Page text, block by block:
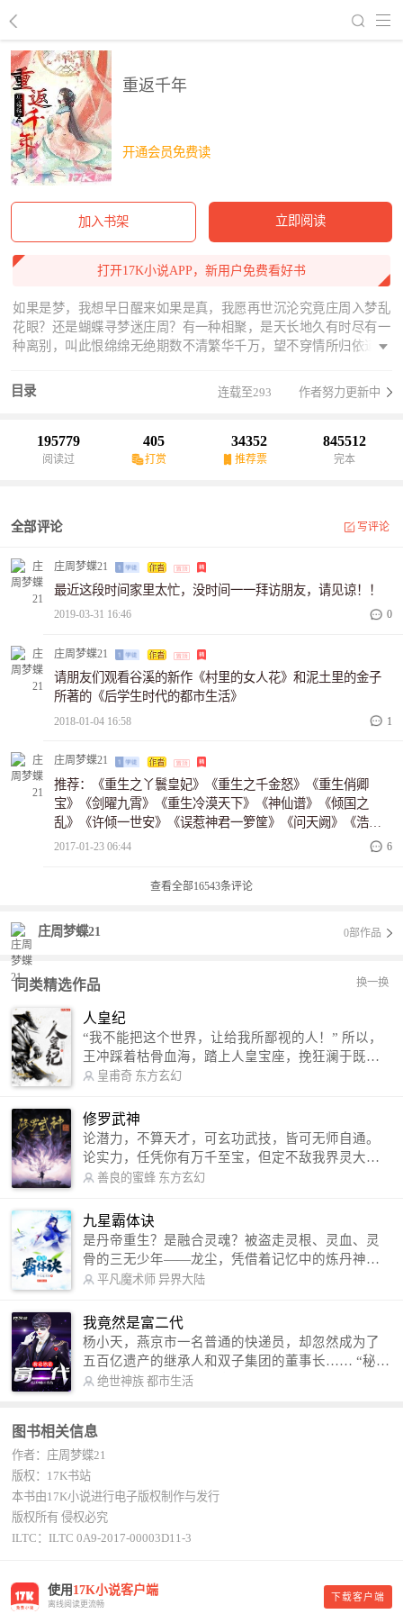
重返千年
开通会员免费读
加入书架 立即阅读
打开17K小说APP，新用户免费看好书
如果是梦，我想早日醒来如果是真，我愿再世沉沦究竟庄周入梦乱
花眼？还是蝴蝶寻梦迷庄周？有一种相聚，是天长地久有时尽有一
种离别，叫此恨绵绵无绝期数不清繁华千万，望不穿情所归依道不
生石，孟婆汤。黄泉碧落落黄泉逆转乾坤，为爱痴狂不悔朝暮轮
回，错点鸳鸯重生顾怜往事如风，吹起柳絮满天锦瑟年华，你是我
目录 连载至293 作者努力更新中
195779
阅读过
405
打赏
34352
推荐票
845512
完本
全部评论 写评论
庄周梦蝶21
最近这段时间家里太忙，没时间一一拜访朋友，请见谅！！
2019-03-31 16:46 0
庄周梦蝶21
请朋友们观看谷溪的新作《村里的女人花》和泥土里的金子
所著的《后学生时代的都市生活》
2018-01-04 16:58 1
庄周梦蝶21
推荐：《重生之丫鬟皇妃》《重生之千金怒》《重生俏卿
宝》《剑曜九霄》《重生冷漠天下》《神仙谱》《倾国之
乱》《许倾一世安》《误惹神君一箩筐》《问天阙》《浩瀚
大自在》《双色姐妹花》《嫡妻崛起》《逆天征仙》《欲擒
2017-01-23 06:44 6
查看全部16543条评论
庄周梦蝶21 0部作品
同类精选作品 换一换
人皇纪
“我不能把这个世界，让给我所鄙视的人！” 所以，
王冲踩着枯骨血海，踏上人皇宝座，挽狂澜于既
倒，扶大厦之将倾，成就了一段无上的传说！ 微信
微博：皇甫奇（地址：http://weibo.com/u/25284575
87） QQ交流群：320238210【普通群】 574501330
【VIP订阅群】 欢迎大家关注。
皇甫奇 东方玄幻
修罗武神
论潜力，不算天才，可玄功武技，皆可无师自通。
论实力，任凭你有万千至宝，但定不敌我界灵大
军。 我是谁？天下众生视我为修罗，却不知，我以
信公众号：善良的蜜蜂后援会）
善良的蜜蜂 东方玄幻
九星霸体诀
是丹帝重生？是融合灵魂？被盗走灵根、灵血、灵
骨的三无少年——龙尘，凭借着记忆中的炼丹神
术，修行神秘功法九星霸体诀，拨开重重迷雾，解
勾搭各色美女，镇压恶鬼邪神。 江湖传闻：龙
尘一到，地吼天啸。龙尘一出，鬼泣神哭。 本
故事纯属虚构，如有雷同，那就是真事儿，想要对
号入座，抓紧时间进群：487963015 微信公众号：
平凡魔术师,或者搜索：pingfanmoshushi1982,公众
平凡魔术师 异界大陆
我竟然是富二代
杨小天，燕京市一名普通的快递员，却忽然成为了
五百亿遗产的继承人和双子集团的董事长…… “秘
书，给我定制一套百亿富翁的吃喝住行标准！” “好
呢？” “回杨总，开车太堵，已经给你安排了直升
机。” 从此，开启杨小天的百亿富翁之旅，只有他不
敢想的，没有秘书办不到的。
绝世神族 都市生活
图书相关信息
作者：庄周梦蝶21
版权：17K书站
本书由17K小说进行电子版权制作与发行
版权所有 侵权必究
ILTC：ILTC 0A9-2017-00003D11-3
使用 17K小说客户端
离线阅读更流畅
下载客户端